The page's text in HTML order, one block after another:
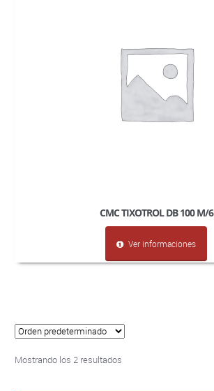
CMC TIXOTROL DB 100 M/6
Ver informaciones
Mostrando los 2 resultados